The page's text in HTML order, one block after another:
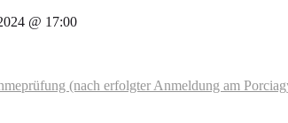
@ 17:00
(nach erfolgter Anmeldung am